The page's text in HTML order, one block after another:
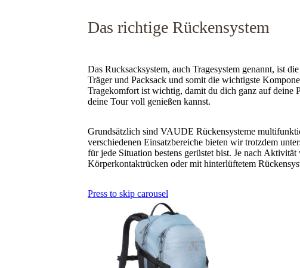
Das richtige Rückensystem
Das Rucksacksystem, auch Tragesystem genannt, ist
Träger und Packsack und somit die wichtigste
Tragekomfort ist wichtig, damit du dich ganz auf deine
deine Tour voll genießen kannst.
Grundsätzlich sind VAUDE Rückensysteme
verschiedenen Einsatzbereiche bieten wir trotzdem
für jede Situation bestens gerüstet bist. Je nach
Körperkontaktrücken oder mit hinterlüftetem
Press to skip carousel